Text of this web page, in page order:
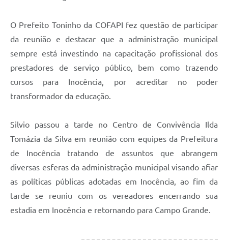
O Prefeito Toninho da COFAPI fez questão de participar
da reunião e destacar que a administração municipal
sempre está investindo na capacitação profissional dos
prestadores de serviço público, bem como trazendo
cursos para Inocência, por acreditar no poder
transformador da educação.
Silvio passou a tarde no Centro de Convivência Ilda
Tomázia da Silva em reunião com equipes da Prefeitura
de Inocência tratando de assuntos que abrangem
diversas esferas da administração municipal visando afiar
as políticas públicas adotadas em Inocência, ao fim da
tarde se reuniu com os vereadores encerrando sua
estadia em Inocência e retornando para Campo Grande.